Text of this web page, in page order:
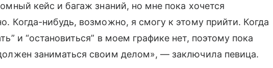
кейс и багаж знаний, но мне пока хочется
Когда-нибудь, возможно, я смогу к этому прийти. Когда
и “остановиться” в моем графике нет, поэтому пока
заниматься своим делом», — заключила певица.